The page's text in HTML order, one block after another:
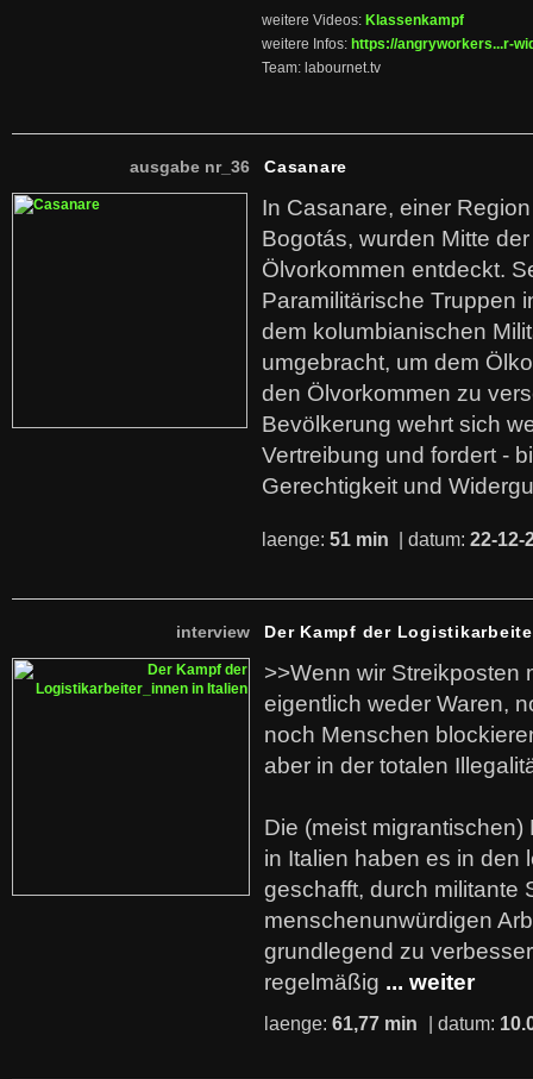
weitere Videos: Klassenkampf
weitere Infos: https://angryworkers...r-
Team: labournet.tv
ausgabe nr_36 Casanare
In Casanare, einer
Bogotás, wurden Mitte
Ölvorkommen entdeckt.
Paramilitärische Truppen
dem kolumbianischen
umgebracht, um dem
den Ölvorkommen zu
Bevölkerung wehrt sich
Vertreibung und fordert -
Gerechtigkeit und
laenge: 51 min | datum: 22-12-
interview Der Kampf der
>>Wenn wir Streikposten
eigentlich weder Waren,
noch Menschen
aber in der totalen
Die (meist
in Italien haben es in den
geschafft, durch militante
menschenunwürdigen
grundlegend zu
regelmäßig ... weiter
laenge: 61,77 min | datum: